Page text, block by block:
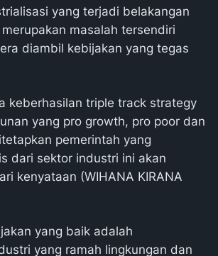
yang terjadi belakangan
masalah tersendiri
diambil kebijakan yang tegas
keberhasilan triple track strategy
yang pro growth, pro poor dan
pemerintah yang
dari sektor industri ini akan
kenyataan (WIHANA KIRANA
yang baik adalah
yang ramah lingkungan dan